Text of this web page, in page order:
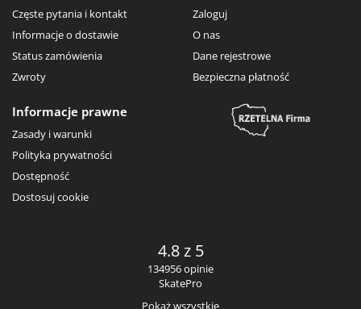
Częste pytania i kontakt
Informacje o dostawie
Status zamówienia
Zwroty
Zaloguj
O nas
Dane rejestrowe
Bezpieczna płatność
Informacje prawne
Zasady i warunki
Polityka prywatności
Dostępność
Dostosuj cookie
4.8 z 5
134956 opinie
SkatePro
Pokaż wszystkie